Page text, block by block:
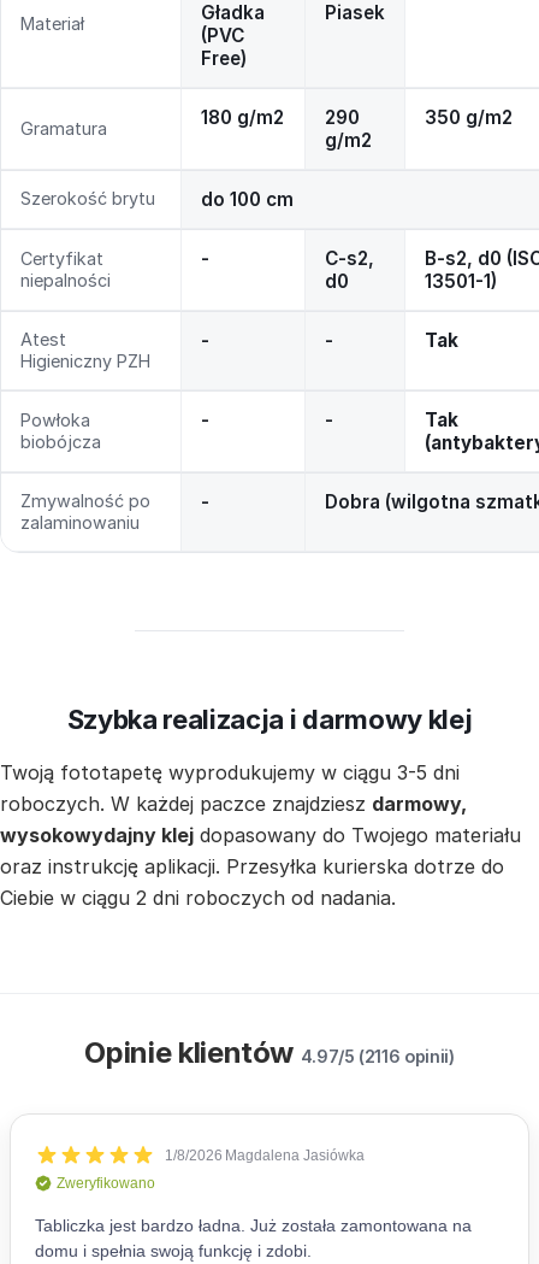
Materiał
Gładka
(PVC
Free)
Piasek
Gramatura 180 g/m2
290
g/m2
350 g/m2
Szerokość brytu do 100 cm
Certyfikat
niepalności
-
C-s2,
d0
B-s2, d0
13501-1)
Atest
Higieniczny PZH
- - Tak
Powłoka
biobójcza
- -
Tak
Zmywalność po
zalaminowaniu
- Dobra (wilgotna
Szybka realizacja i darmowy klej
Twoją fototapetę wyprodukujemy w ciągu 3-5 dni
roboczych. W każdej paczce znajdziesz darmowy,
wysokowydajny klej dopasowany do Twojego materiału
oraz instrukcję aplikacji. Przesyłka kurierska dotrze do
Ciebie w ciągu 2 dni roboczych od nadania.
Opinie klientów 4.97/5 (2116 opinii)